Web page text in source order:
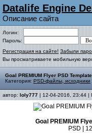
Datalife Engine
Описание сайта
Логин:
Пароль:
Регистрация на сайте! Забыли
Вы просматриваете мобильную
Goal PREMIUM Flyer PSD
Категория: PSD-файлы, исходники
автор: loly777 | 12-04-2016, 23:44 |
Goal PREMIUM
PSD |